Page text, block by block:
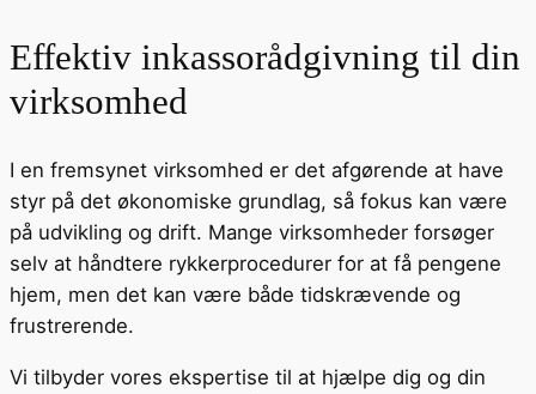
Effektiv inkassorådgivning til din
virksomhed
I en fremsynet virksomhed er det afgørende at have
styr på det økonomiske grundlag, så fokus kan være
på udvikling og drift. Mange virksomheder forsøger
selv at håndtere rykkerprocedurer for at få pengene
hjem, men det kan være både tidskrævende og
frustrerende.
Vi tilbyder vores ekspertise til at hjælpe dig og din